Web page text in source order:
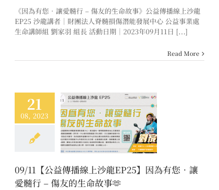
《因為有您．讓愛髓行 – 傷友的生命故事》公益傳播線上沙龍
EP25 沙龍講者｜財團法人脊髓損傷潛能發展中心 公益事業處
生命講師組 劉家羽 組長 活動日期｜2023年09月11日 [...]
Read More
21
08, 2023
益傳播線上沙龍
的生命故事🫶
09/11【公益傳播線上沙龍EP25】因為有您．讓
愛髓行 – 傷友的生命故事🫶